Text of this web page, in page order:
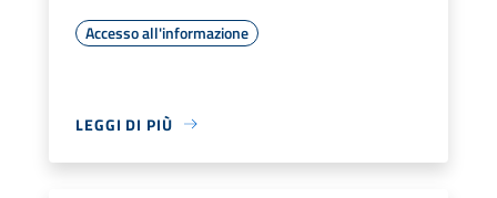
Accesso all'informazione
LEGGI DI PIÙ